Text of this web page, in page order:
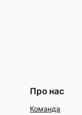
Про нас
Команда